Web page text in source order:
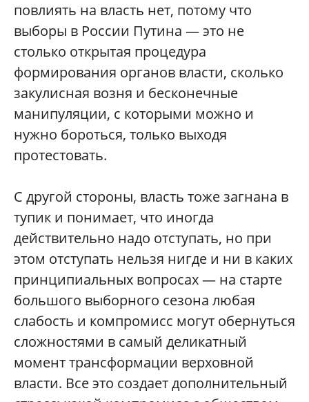
повлиять на власть нет, потому что
выборы в России Путина — это не
столько открытая процедура
формирования органов власти, сколько
закулисная возня и бесконечные
манипуляции, с которыми можно и
нужно бороться, только выходя
протестовать.
С другой стороны, власть тоже загнана в
тупик и понимает, что иногда
действительно надо отступать, но при
этом отступать нельзя нигде и ни в каких
принципиальных вопросах — на старте
большого выборного сезона любая
слабость и компромисс могут обернуться
сложностями в самый деликатный
момент трансформации верховной
власти. Все это создает дополнительный